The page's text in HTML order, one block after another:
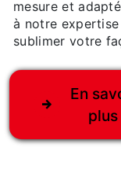
mesure et
à notre
sublimer votre
En
plus